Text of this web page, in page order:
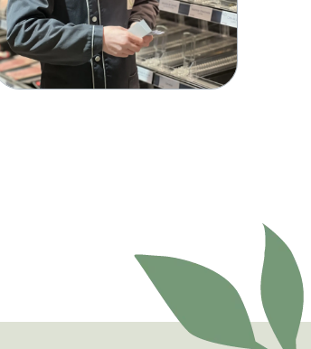
Disponibles et à l’écoute
de nos clients.